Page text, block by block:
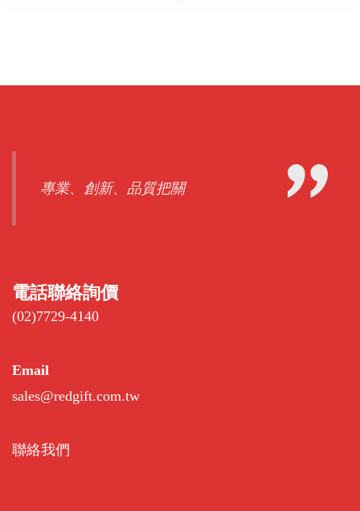
專業、創新、品質把關
電話聯絡詢價
(02)7729-4140
Email
sales@redgift.com.tw
聯絡我們